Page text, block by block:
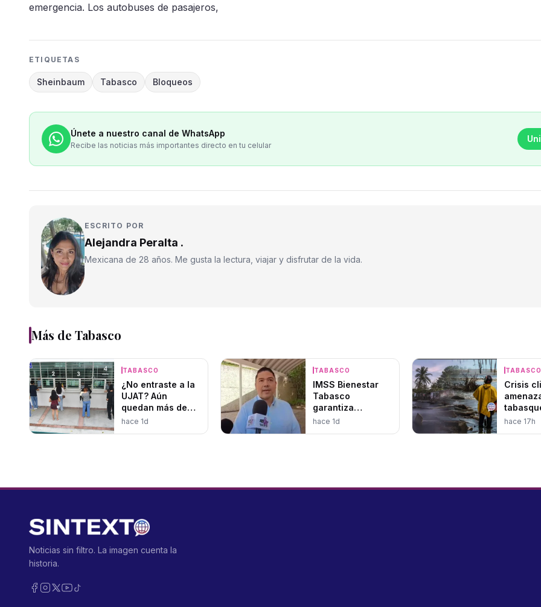
emergencia. Los autobuses de pasajeros,
ETIQUETAS
Sheinbaum Tabasco Bloqueos
Únete a nuestro canal de WhatsApp
Recibe las noticias más importantes directo en tu celular
ESCRITO POR
Alejandra Peralta .
Mexicana de 28 años. Me gusta la lectura, viajar y disfrutar de la vida.
Más de Tabasco
TABASCO
¿No entraste a la
UJAT? Aún
quedan más de
1,400 lugares
hace 1d
TABASCO
IMSS Bienestar
Tabasco
garantiza
operatividad
hace 1d
TABASCO
Crisis
hace 17h
Noticias sin filtro. La imagen cuenta la
historia.